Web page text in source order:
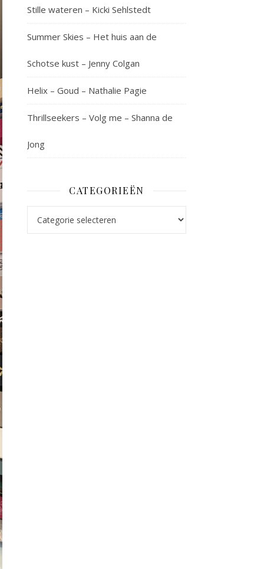
Stille wateren – Kicki Sehlstedt
Summer Skies – Het huis aan de
Schotse kust – Jenny Colgan
Helix – Goud – Nathalie Pagie
Thrillseekers – Volg me – Shanna de
Jong
CATEGORIEËN